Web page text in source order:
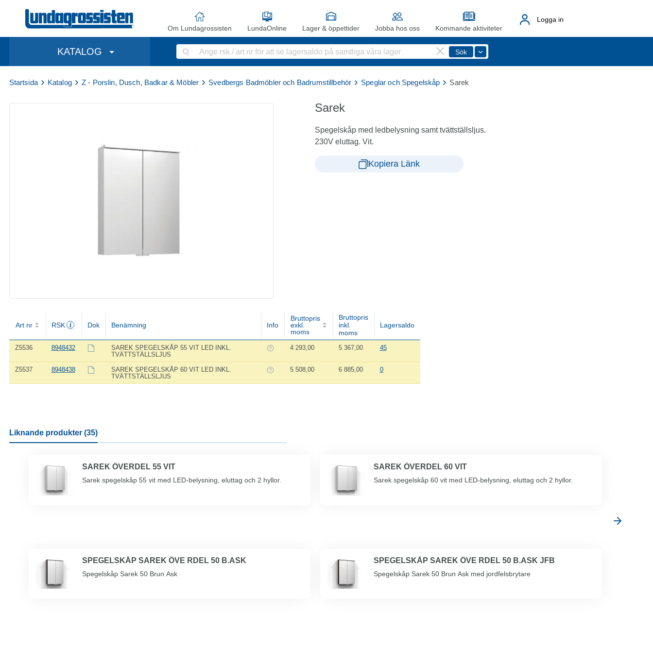
Om Lundagrossisten LundaOnline Lager & öppettider Jobba hos oss Kommande aktiviteter
Logga in
KATALOG
Startsida Katalog Z - Porslin, Dusch, Badkar & Möbler Svedbergs Badmöbler och Badrumstillbehör Speglar och Spegelskåp Sarek
Sarek
Spegelskåp med ledbelysning samt tvättställsljus.
230V eluttag. Vit.
Kopiera Länk
Art nr RSK Dok Benämning Info
Bruttopris
exkl.
moms
Bruttopris
inkl.
moms
Lagersaldo
Z5536 8948432
SAREK SPEGELSKÅP 55 VIT LED INKL.
TVÄTTSTÄLLSLJUS
4 293,00 5 367,00 45
Z5537 8948438
SAREK SPEGELSKÅP 60 VIT LED INKL.
TVÄTTSTÄLLSLJUS
5 508,00 6 885,00 0
Liknande produkter (35)
SAREK ÖVERDEL 55 VIT
Sarek spegelskåp 55 vit med LED-belysning, eluttag och 2 hyllor.
SAREK ÖVERDEL 60 VIT
Sarek spegelskåp 60 vit med LED-belysning, eluttag och 2 hyllor.
SPEGELSKÅP SAREK ÖVE RDEL 50 B.ASK
Spegelskåp Sarek 50 Brun Ask
SPEGELSKÅP SAREK ÖVE RDEL 50 B.ASK JFB
Spegelskåp Sarek 50 Brun Ask med jordfelsbrytare